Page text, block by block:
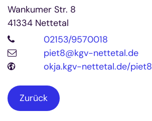
Wankumer Str. 8
41334 Nettetal
02153/9570018
piet8@kgv-nettetal.de
okja.kgv-nettetal.de/piet8
Zurück